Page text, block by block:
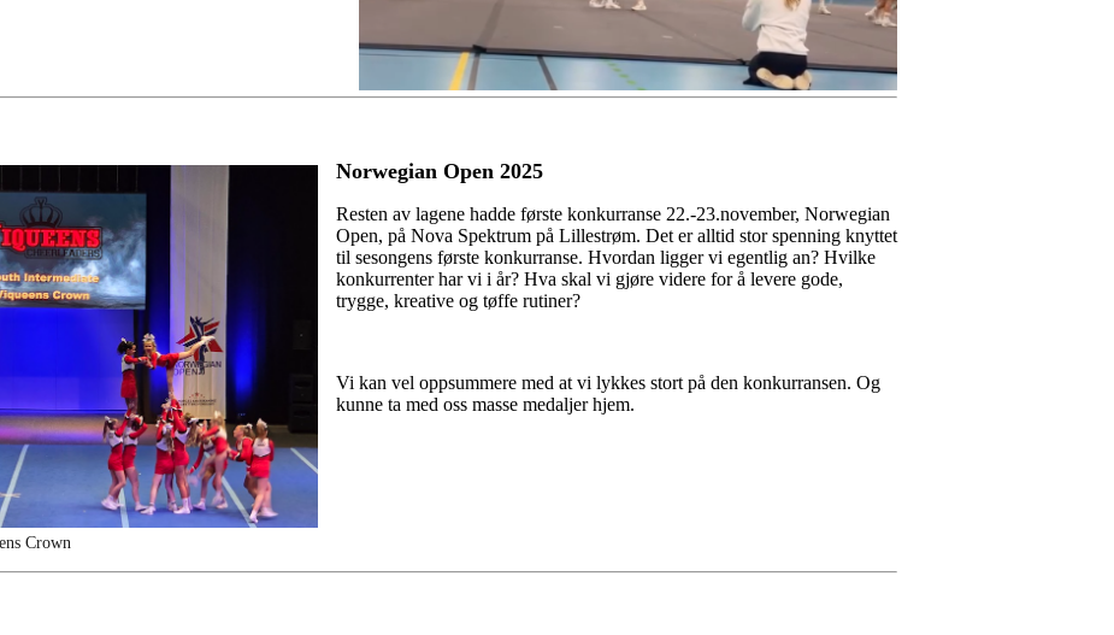
Crown
Norwegian Open 2025
Resten av lagene hadde første konkurranse 22.-23.november, Norwegian
Open, på Nova Spektrum på Lillestrøm. Det er alltid stor spenning knyttet
til sesongens første konkurranse. Hvordan ligger vi egentlig an? Hvilke
konkurrenter har vi i år? Hva skal vi gjøre videre for å levere gode,
trygge, kreative og tøffe rutiner?
Vi kan vel oppsummere med at vi lykkes stort på den konkurransen. Og
kunne ta med oss masse medaljer hjem.